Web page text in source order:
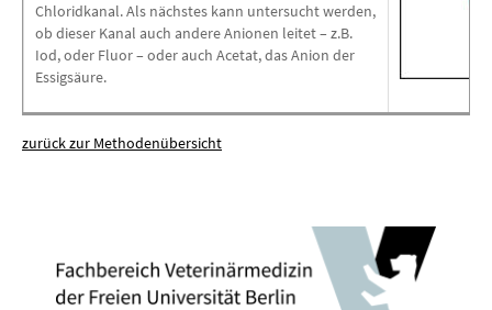
Chloridkanal. Als nächstes kann untersucht werden,
ob dieser Kanal auch andere Anionen leitet – z.B.
Iod, oder Fluor – oder auch Acetat, das Anion der
Essigsäure.
zurück zur Methodenübersicht